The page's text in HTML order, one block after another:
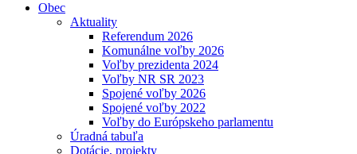
Obec
Aktuality
Referendum 2026
Komunálne voľby 2026
Voľby prezidenta 2024
Voľby NR SR 2023
Spojené voľby 2026
Spojené voľby 2022
Voľby do Európskeho parlamentu
Úradná tabuľa
Dotácie, projekty